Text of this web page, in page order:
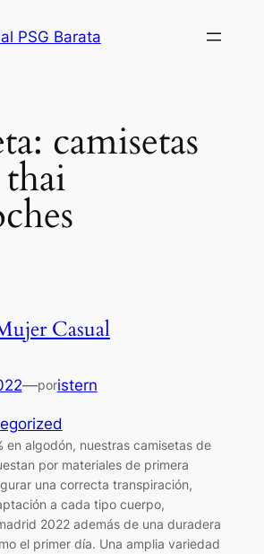
PSG Barata
camisetas
Casual
—poristern
en algodón, nuestras camisetas de
por materiales de primera
una correcta transpiración,
a cada tipo cuerpo,
2022 además de una duradera
el primer día. Una amplia variedad